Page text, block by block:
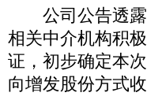
公司公告透露
相关中介机构积
证，初步确定本
向增发股份方式